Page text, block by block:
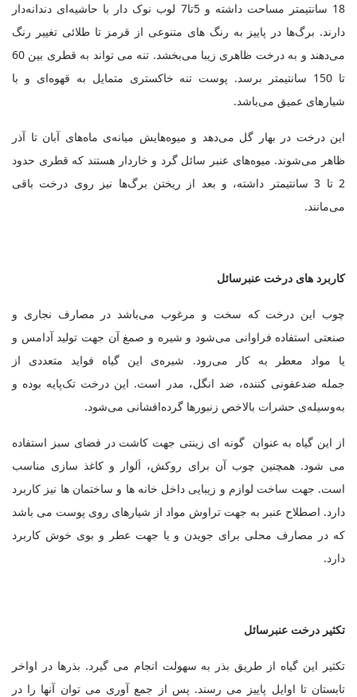
18 سانتیمتر مساحت داشته و 5تا7 لوب نوک دار با حاشیه‌ای دندانه‌دار
دارند. برگ‌ها در پاییز به رنگ های متنوعی از قرمز تا طلائی تغییر رنگ
می‌دهند و به درخت ظاهری زیبا می‌بخشد. تنه می تواند به قطری بین 60
تا 150 سانتیمتر برسد. پوست تنه خاکستری متمایل به قهوه‌ای و با
شیارهای عمیق می‌باشد.
این درخت در بهار گل می‌دهد و میوه‌هایش میانه‌ی ماه‌های آبان تا آذر
ظاهر می‌شوند. میوه‌های عنبر سائل گرد و خاردار هستند که قطری حدود
2 تا 3 سانتیمتر داشته، و بعد از ریختن برگ‌ها نیز روی درخت باقی
می‌مانند.
کاربرد های درخت عنبرسائل
چوب این درخت که سخت و مرغوب می‌باشد در مصارف نجاری و
صنعتی استفاده فراوانی می‌شود و شیره و صمغ آن جهت تولید آدامس و
یا مواد معطر به کار می‌رود. شیره‌ی این گیاه فواید متعددی از
جمله ضدعفونی کننده، ضد انگل، مدر است. این درخت تک‌پایه بوده و
به‌وسیله‌ی حشرات بالاخص زنبورها گرده‌افشانی می‌شود.
از این گیاه به عنوان گونه ای زینتی جهت کاشت در فضای سبز استفاده
می شود. همچنین چوب آن برای روکش، اَلوار و کاغذ سازی مناسب
است. جهت ساخت لوازم و زیبایی داخل خانه ها و ساختمان ها نیز کاربرد
دارد. اصطلاح عنبر به جهت تراوش مواد از شیارهای روی پوست می باشد
که در مصارف محلی برای جویدن و یا جهت عطر و بوی خوش کاربرد
دارد.
تکثیر درخت عنبرسائل
تکثیر این گیاه از طریق بذر به سهولت انجام می گیرد. بذرها در اواخر
تابستان تا اوایل پاییز می رسند. پس از جمع آوری می توان آنها را در